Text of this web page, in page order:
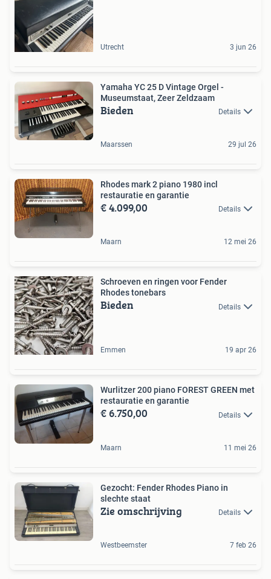
Utrecht 3 jun 26
Yamaha YC 25 D Vintage Orgel -
Museumstaat, Zeer Zeldzaam
Bieden Details
Maarssen 29 jul 26
Rhodes mark 2 piano 1980 incl
restauratie en garantie
€ 4.099,00 Details
Maarn 12 mei 26
Schroeven en ringen voor Fender
Rhodes tonebars
Bieden Details
Emmen 19 apr 26
Wurlitzer 200 piano FOREST GREEN met
restauratie en garantie
€ 6.750,00 Details
Maarn 11 mei 26
Gezocht: Fender Rhodes Piano in
slechte staat
Zie omschrijving Details
Westbeemster 7 feb 26